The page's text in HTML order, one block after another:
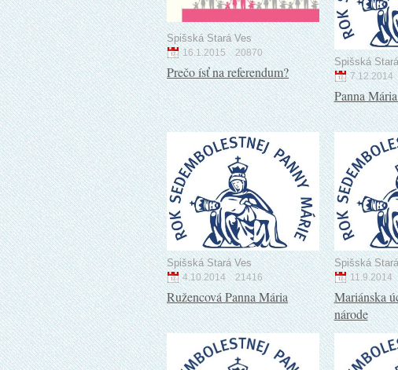
Spišská Stará Ves
16.1.2015 20870
Prečo ísť na referendum?
Spišská
7.12.2014
Panna
Spišská Stará Ves
4.10.2014 21416
Ružencová Panna Mária
Spišská
11.9.2014
Mariánska
národe